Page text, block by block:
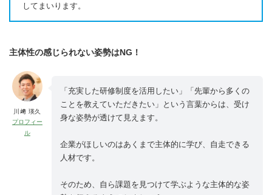
してまいります。
主体性の感じられない姿勢はNG！
川﨑 瑛久
プロフィー
ル
「充実した研修制度を活用したい」「先輩から多くの
ことを教えていただきたい」という言葉からは、受け
身な姿勢が透けて見えます。
企業がほしいのはあくまで主体的に学び、自走できる
人材です。
そのため、自ら課題を見つけて学ぶような主体的な姿